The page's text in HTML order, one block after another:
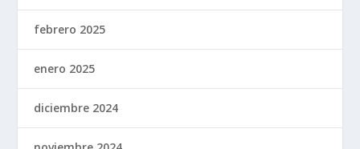
febrero 2025
enero 2025
diciembre 2024